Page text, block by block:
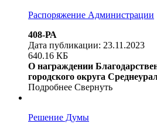
Распоряжение Администрации
408-РА
Дата публикации: 23.11.2023
640.16 КБ
О награждении
городского округа
Подробнее Свернуть
Решение Думы